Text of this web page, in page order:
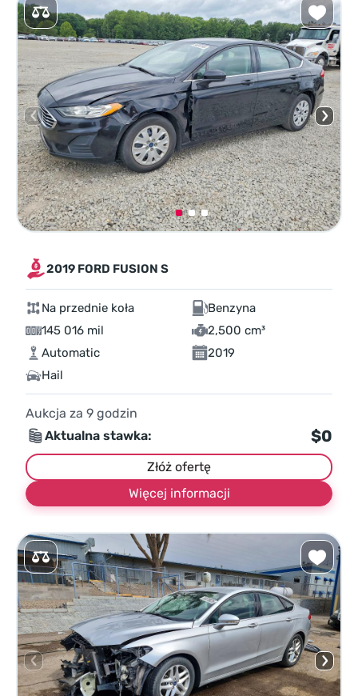
2019 FORD FUSION S
Na przednie koła
Benzyna
145 016 mil
2,500 cm³
Automatic
2019
Hail
Aukcja za 9 godzin
Aktualna stawka:
$0
Złóż ofertę
Więcej informacji